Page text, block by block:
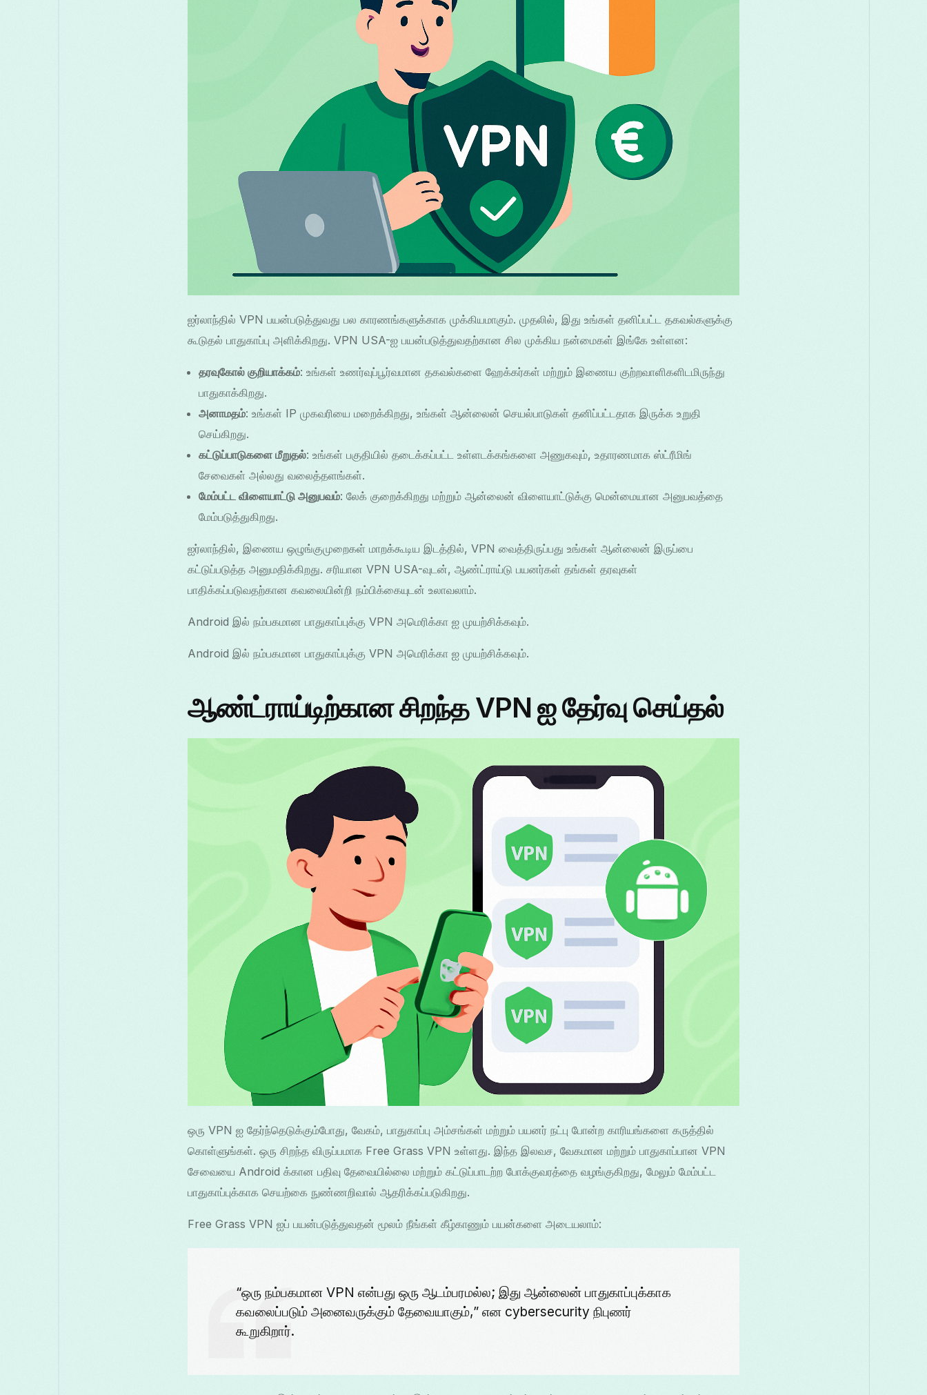
ஐர்லாந்தில் VPN பயன்படுத்துவது பல காரணங்களுக்காக முக்கியமாகும். முதலில், இது உங்கள் தனிப்பட்ட தகவல்களுக்கு
கூடுதல் பாதுகாப்பு அளிக்கிறது. VPN USA-ஐ பயன்படுத்துவதற்கான சில முக்கிய நன்மைகள் இங்கே உள்ளன:
தரவுகோல் குறியாக்கம்: உங்கள் உணர்வுப்பூர்வமான தகவல்களை ஹேக்கர்கள் மற்றும் இணைய குற்றவாளிகளிடமிருந்து
பாதுகாக்கிறது.
அனாமதம்: உங்கள் IP முகவரியை மறைக்கிறது, உங்கள் ஆன்லைன் செயல்பாடுகள் தனிப்பட்டதாக இருக்க உறுதி
செய்கிறது.
கட்டுப்பாடுகளை மீறுதல்: உங்கள் பகுதியில் தடைக்கப்பட்ட உள்ளடக்கங்களை அணுகவும், உதாரணமாக ஸ்ட்ரீமிங்
சேவைகள் அல்லது வலைத்தளங்கள்.
மேம்பட்ட விளையாட்டு அனுபவம்: லேக் குறைக்கிறது மற்றும் ஆன்லைன் விளையாட்டுக்கு மென்மையான அனுபவத்தை
மேம்படுத்துகிறது.
ஐர்லாந்தில், இணைய ஒழுங்குமுறைகள் மாறக்கூடிய இடத்தில், VPN வைத்திருப்பது உங்கள் ஆன்லைன் இருப்பை
கட்டுப்படுத்த அனுமதிக்கிறது. சரியான VPN USA-வுடன், ஆண்ட்ராய்டு பயனர்கள் தங்கள் தரவுகள்
பாதிக்கப்படுவதற்கான கவலையின்றி நம்பிக்கையுடன் உலாவலாம்.
Android இல் நம்பகமான பாதுகாப்புக்கு VPN அமெரிக்கா ஐ முயற்சிக்கவும்.
Android இல் நம்பகமான பாதுகாப்புக்கு VPN அமெரிக்கா ஐ முயற்சிக்கவும்.
ஆண்ட்ராய்டிற்கான சிறந்த VPN ஐ தேர்வு செய்தல்
ஒரு VPN ஐ தேர்ந்தெடுக்கும்போது, வேகம், பாதுகாப்பு அம்சங்கள் மற்றும் பயனர் நட்பு போன்ற காரியங்களை கருத்தில்
கொள்ளுங்கள். ஒரு சிறந்த விருப்பமாக Free Grass VPN உள்ளது. இந்த இலவச, வேகமான மற்றும் பாதுகாப்பான VPN
சேவையை Android க்கான பதிவு தேவையில்லை மற்றும் கட்டுப்பாடற்ற போக்குவரத்தை வழங்குகிறது, மேலும் மேம்பட்ட
பாதுகாப்புக்காக செயற்கை நுண்ணறிவால் ஆதரிக்கப்படுகிறது.
Free Grass VPN ஐப் பயன்படுத்துவதன் மூலம் நீங்கள் கீழ்காணும் பயன்களை அடையலாம்:
“ஒரு நம்பகமான VPN என்பது ஒரு ஆடம்பரமல்ல; இது ஆன்லைன் பாதுகாப்புக்காக
கவலைப்படும் அனைவருக்கும் தேவையாகும்,” என cybersecurity நிபுணர்
கூறுகிறார்.